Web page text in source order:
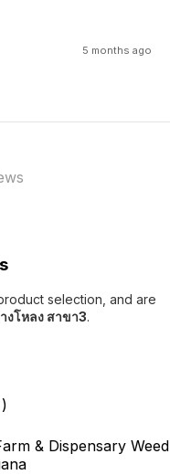
5 months ago
selection, and are
งโหลง สาขา3.
& Dispensary Weed